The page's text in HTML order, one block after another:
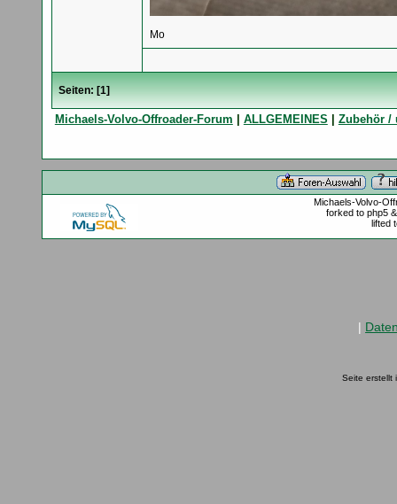
Mo
Seiten: [1]
Michaels-Volvo-Offroader-Forum ALLGEMEINES Zubehör /
Michaels-Volvo-
forked to php5
lifted
|
Seite erstellt